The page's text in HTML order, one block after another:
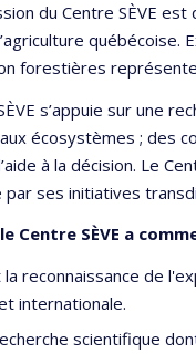
du Centre SÈVE
forestières
s’appuie sur une
écosystèmes ; des
à la décision. Le
ses initiatives
Centre SÈVE a
reconnaissance de
internationale.
scientifique